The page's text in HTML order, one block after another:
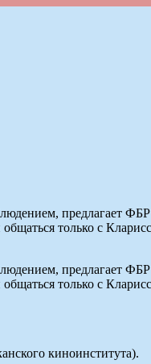
предлагает
только с
предлагает
только с
киноинститута).